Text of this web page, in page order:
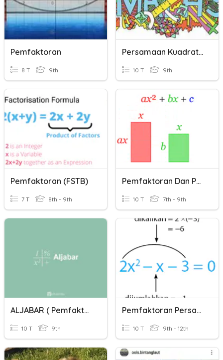
Pemfaktoran
8 T 9th
Persamaan Kuadrat (Pemfaktoran)
10 T 9th
Pemfaktoran (FSTB)
7 T 8th - 9th
Pemfaktoran Dan Pecahan Algebra
10 T 7th - 9th
ALJABAR ( Pemfaktoran )
10 T 9th
Pemfaktoran Persamaan Kuadrat
10 T 9th - 12th